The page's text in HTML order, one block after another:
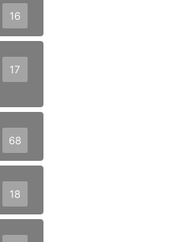
16
17
68
18